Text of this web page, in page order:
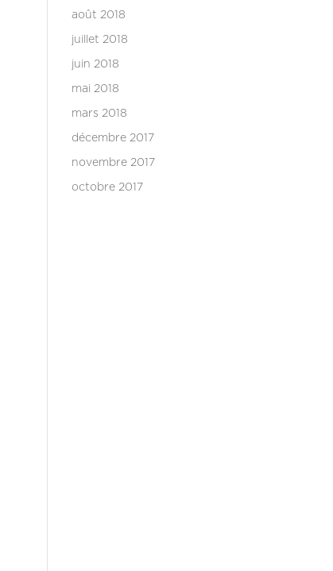
août 2018
juillet 2018
juin 2018
mai 2018
mars 2018
décembre 2017
novembre 2017
octobre 2017